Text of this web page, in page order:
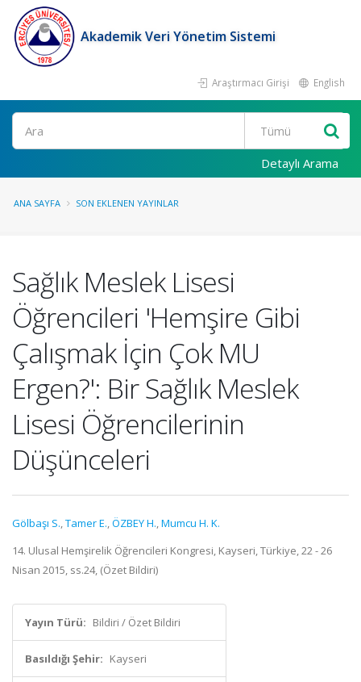
Akademik Veri Yönetim Sistemi
Araştırmacı Girişi English
Ara
Detaylı Arama
ANA SAYFA SON EKLENEN YAYINLAR
Sağlık Meslek Lisesi
Öğrencileri 'Hemşire Gibi
Çalışmak İçin Çok MU
Ergen?': Bir Sağlık Meslek
Lisesi Öğrencilerinin
Düşünceleri
Gölbaşı S.,Tamer E.,ÖZBEY H.,Mumcu H. K.
14. Ulusal Hemşirelik Öğrencileri Kongresi, Kayseri, Türkiye, 22 - 26
Nisan 2015, ss.24, (Özet Bildiri)
Yayın Türü: Bildiri / Özet Bildiri
Basıldığı Şehir: Kayseri